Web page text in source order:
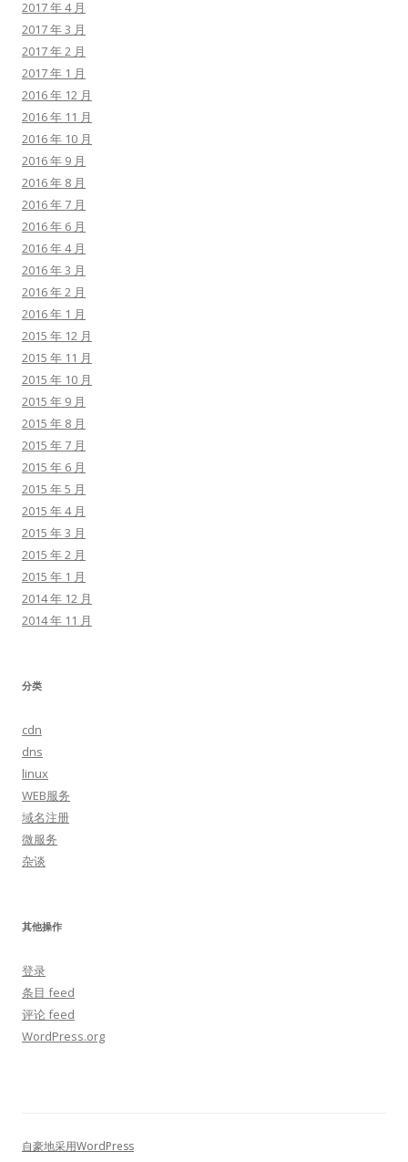
2017 年 4 月
2017 年 3 月
2017 年 2 月
2017 年 1 月
2016 年 12 月
2016 年 11 月
2016 年 10 月
2016 年 9 月
2016 年 8 月
2016 年 7 月
2016 年 6 月
2016 年 4 月
2016 年 3 月
2016 年 2 月
2016 年 1 月
2015 年 12 月
2015 年 11 月
2015 年 10 月
2015 年 9 月
2015 年 8 月
2015 年 7 月
2015 年 6 月
2015 年 5 月
2015 年 4 月
2015 年 3 月
2015 年 2 月
2015 年 1 月
2014 年 12 月
2014 年 11 月
分类
cdn
dns
linux
WEB服务
域名注册
微服务
杂谈
其他操作
登录
条目 feed
评论 feed
WordPress.org
自豪地采用WordPress